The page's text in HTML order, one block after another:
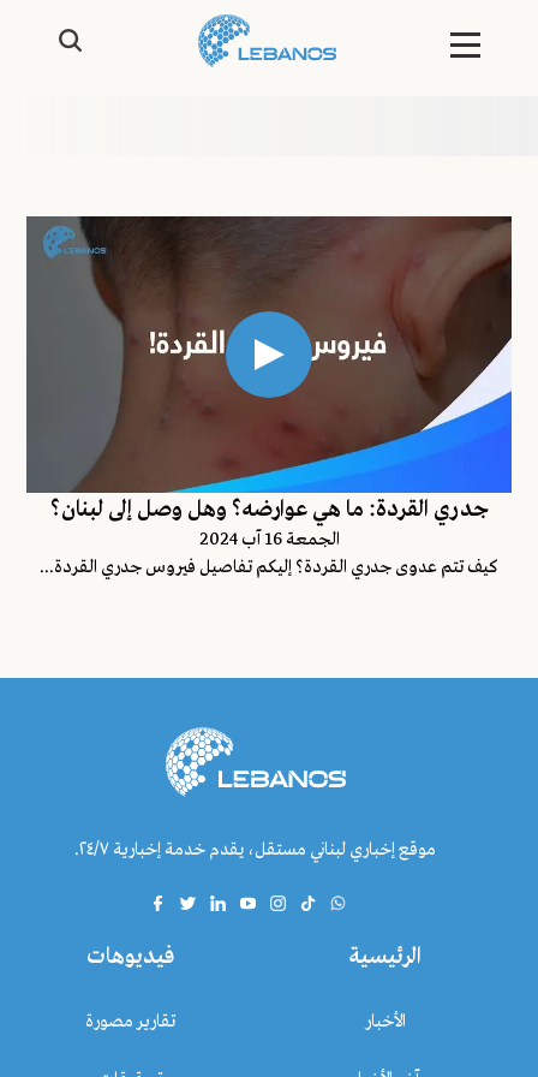
جدري القردة: ما هي عوارضه؟ وهل وصل إلى لبنان؟
الجمعة 16 آب 2024
كيف تتم عدوى جدري القردة؟ إليكم تفاصيل فيروس جدري القردة...
موقع إخباري لبناني مستقل، يقدم خدمة إخبارية ٢٤/٧.
الرئيسية
الأخبار
فيديوهات
تقارير مصورة